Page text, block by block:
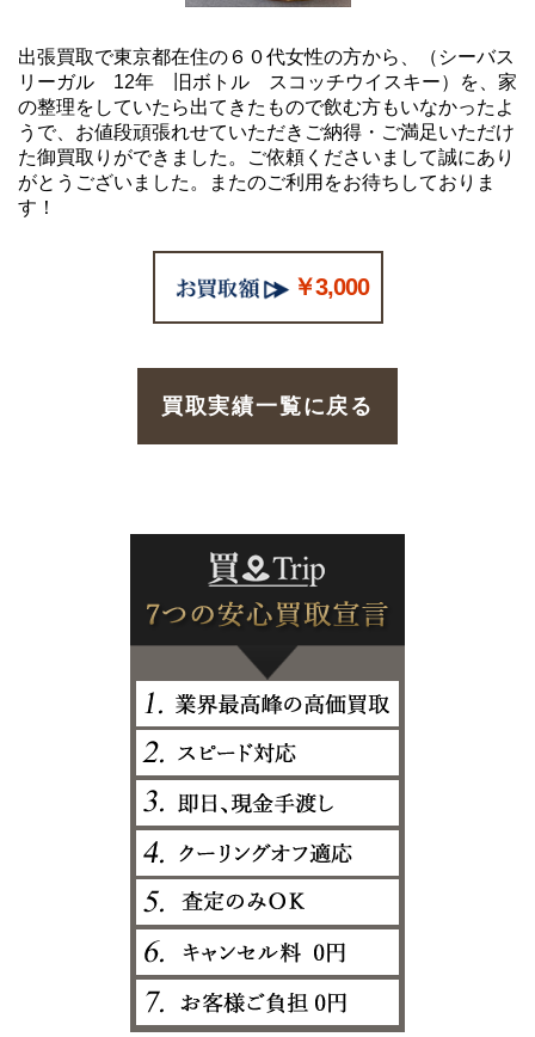
出張買取で東京都在住の６０代女性の方から、（シーバス
リーガル 12年 旧ボトル スコッチウイスキー）を、家
の整理をしていたら出てきたもので飲む方もいなかったよ
うで、お値段頑張れせていただきご納得・ご満足いただけ
た御買取りができました。ご依頼くださいまして誠にあり
がとうございました。またのご利用をお待ちしておりま
す！
￥3,000
買取実績一覧に戻る